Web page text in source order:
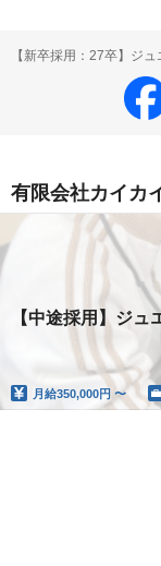
【新卒採用：27卒】ジ
有限会社カイカ
【中途採用】ジュ
月給350,000円 〜